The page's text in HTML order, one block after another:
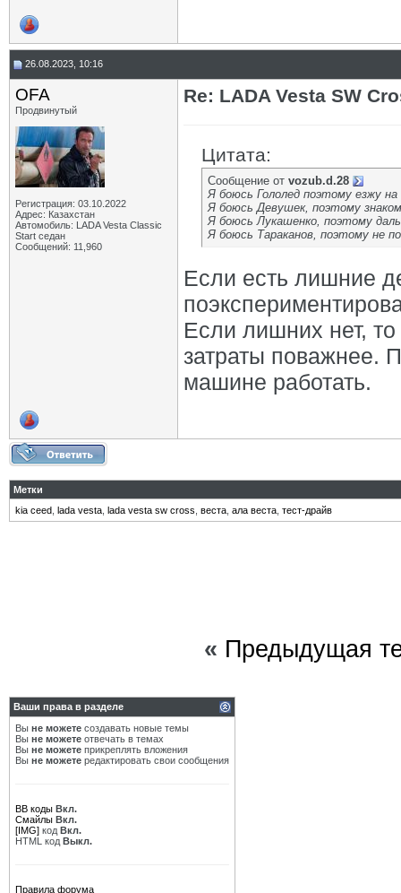
26.08.2023, 10:16
OFA
Продвинутый
Регистрация: 03.10.2022
Адрес: Казахстан
Автомобиль: LADA Vesta Classic
Start седан
Сообщений: 11,960
Re: LADA Vesta SW
Цитата:
Сообщение от vozub.d.28
Я боюсь Гололед поэтому езжу
Я боюсь Девушек, поэтому
Я боюсь Лукашенко, поэтому
Я боюсь Тараканов, поэтому не
Если есть лишние
Если лишних нет,
затраты поважнее.
машине работать.
Метки
kia ceed lada vesta lada vesta sw cross веста ала веста тест-драйв
« Предыдущая
Ваши права в разделе
Вы не можете создавать новые темы
Вы не можете отвечать в темах
Вы не можете прикреплять вложения
Вы не можете редактировать свои сообщения
BB коды Вкл.
Смайлы Вкл.
[IMG] код Вкл.
HTML код Выкл.
Правила форума